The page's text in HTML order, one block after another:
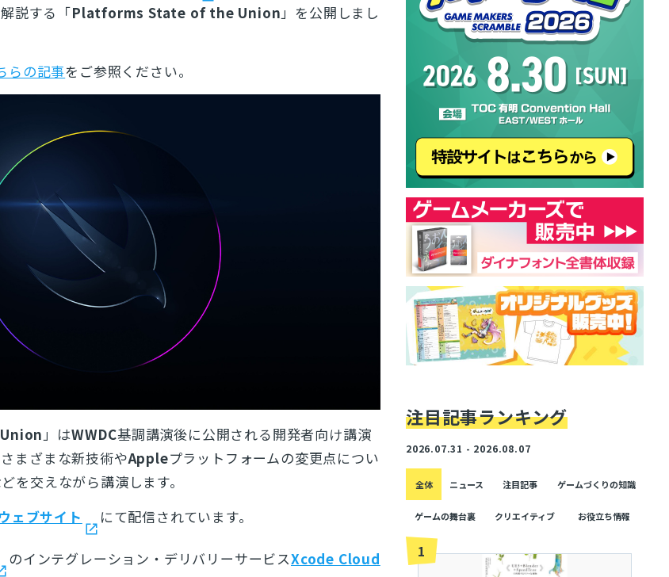
説する「Platforms State of the Union」を公開しまし
らの記事をご参照ください。
」はWWDC基調講演後に公開される開発者向け講演
まざまな新技術やAppleプラットフォームの変更点につい
を交えながら講演します。
ェブサイト にて配信されています。
のインテグレーション・デリバリーサービスXcode Cloud
注目記事ランキング
2026.07.31 - 2026.08.07
全体 ニュース 注目記事 ゲームづくりの知識
ゲームの舞台裏 クリエイティブ お役立ち情報
1